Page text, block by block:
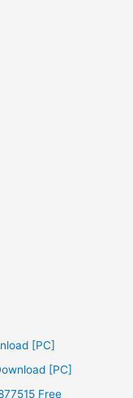
[PC]
[PC]
Free